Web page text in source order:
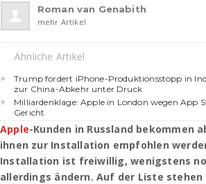
Roman van Genabith
mehr Artikel
Ähnliche Artikel
Trump fordert iPhone-Produktionsstopp in
zur China-Abkehr unter Druck
Milliardenklage: Apple in London wegen App
Gericht
Apple-Kunden in Russland bekommen
ihnen zur Installation empfohlen
Installation ist freiwillig, wenigstens
allerdings ändern. Auf der Liste